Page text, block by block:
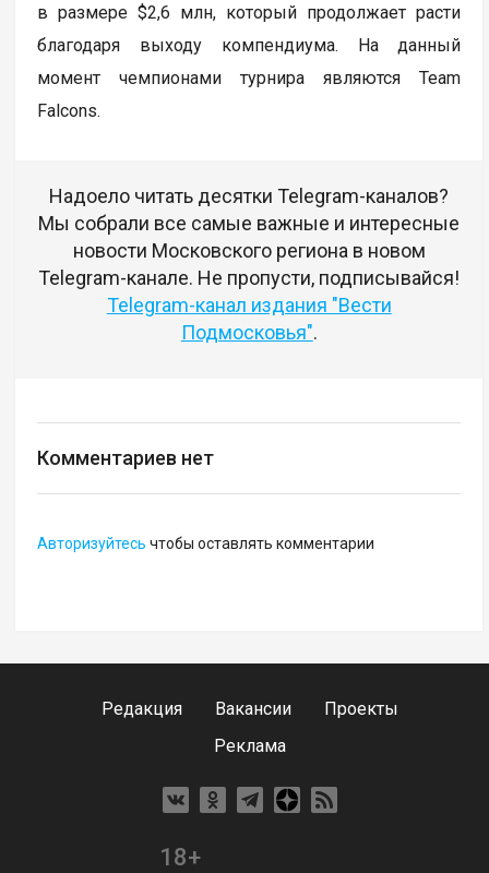
в размере $2,6 млн, который продолжает расти
благодаря выходу компендиума. На данный
момент чемпионами турнира являются Team
Falcons.
Надоело читать десятки Telegram-каналов?
Мы собрали все самые важные и интересные
новости Московского региона в новом
Telegram-канале. Не пропусти, подписывайся!
Telegram-канал издания "Вести
Подмосковья".
Комментариев нет
Авторизуйтесь чтобы оставлять комментарии
Редакция Вакансии
Проекты
Реклама
18+